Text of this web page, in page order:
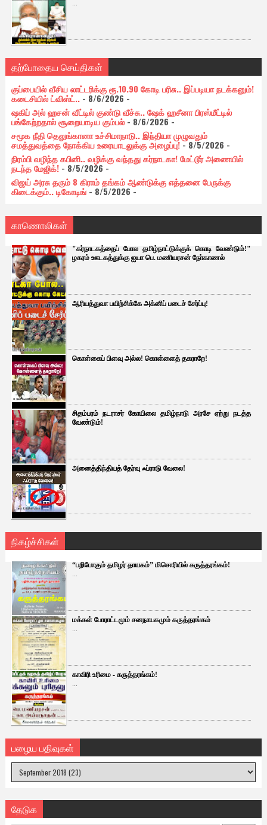
...
தற்போதைய செய்திகள்
குப்பையில் வீசிய லாட்டரிக்கு ரூ.10.90 கோடி பரிசு.. இப்படியா நடக்கனும்!
கடைசியில் ட்விஸ்ட்..- 8/6/2026 -
ஷகிப் அல் ஹசன் வீட்டில் குண்டு வீச்சு.. ஷேக் ஹசீனா பிரஸ்மீட்டில்
பங்கேற்றதால் சூறையாடிய கும்பல்- 8/6/2026-
சமூக நீதி தெலுங்கானா உச்சிமாநாடு.. இந்தியா முழுவதும்
சமத்துவத்தை நோக்கிய உரையாடலுக்கு அழைப்பு!- 8/5/2026 -
நிரம்பி வழிந்த கபினி.. வழிக்கு வந்தது கர்நாடகா! மேட்டூர் அணையில்
நடந்த மேஜிக்!- 8/5/2026 -
விஜய் அரசு தரும் 8 கிராம் தங்கம் ஆண்டுக்கு எத்தனை பேருக்கு
கிடைக்கும்.. டிகோடிங்- 8/5/2026 -
காணொலிகள்
"கர்நாடகத்தைப் போல தமிழ்நாட்டுக்குக் கொடி வேண்டும்!"
ழகரம் ஊடகத்துக்கு ஐயா பெ. மணியரசன் நோ்காணல்
ஆரியத்துவா பயிற்சிக்கே அக்னிப் படைச் சேர்ப்பு!
கொள்கைப் பிளவு அல்ல! கொள்ளைத் தகராறே!
சிதம்பரம் நடராசர் கோயிலை தமிழ்நாடு அரசே ஏற்று நடத்த
வேண்டும்!
அனைத்திந்தியத் தேர்வு ஃப்ராடு வேலை!
நிகழ்ச்சிகள்
“பறிபோகும் தமிழர் தாயகம்” மிசொரியில் கருத்தரங்கம்!
...
மக்கள் போராட்டமும் சனநாயகமும் கருத்தரங்கம்
...
காவிரி உரிமை - கருத்தரங்கம்!
...
பழைய பதிவுகள்
தேடுக